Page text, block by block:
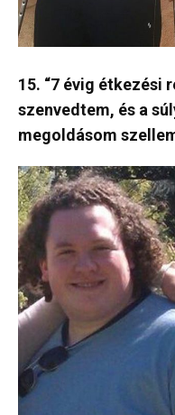
15. “7 évig étkezési
szenvedtem, és a
megoldásom